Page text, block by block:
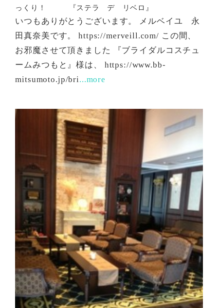
っくり！ 『ステラ デ リベロ』
いつもありがとうございます。 メルベイユ 永
田真奈美です。 https://merveill.com/ この間、
お邪魔させて頂きました 『ブライダルコスチュ
ームみつもと』様は、 https://www.bb-
mitsumoto.jp/bri...more